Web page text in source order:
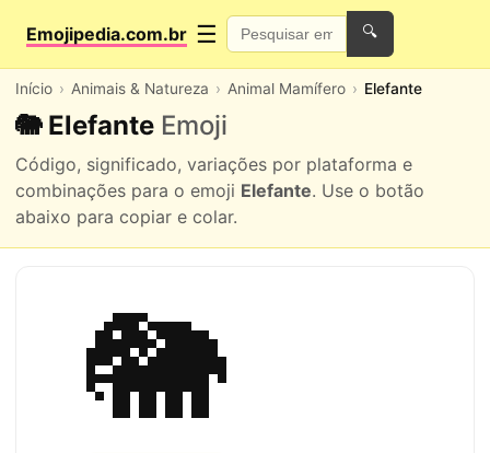
Emojipedia.com.br ☰ 🔍
Início Animais & Natureza Animal Mamífero Elefante
🐘 Elefante Emoji
Código, significado, variações por plataforma e
combinações para o emoji Elefante. Use o botão
abaixo para copiar e colar.
🐘